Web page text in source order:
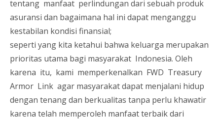
tentang manfaat perlindungan dari sebuah produk
asuransi dan bagaimana hal ini dapat menganggu
kestabilan kondisi finansial;
seperti yang kita ketahui bahwa keluarga merupakan
prioritas utama bagi masyarakat Indonesia. Oleh
karena itu, kami memperkenalkan FWD Treasury
Armor Link agar masyarakat dapat menjalani hidup
dengan tenang dan berkualitas tanpa perlu khawatir
karena telah memperoleh manfaat terbaik dari